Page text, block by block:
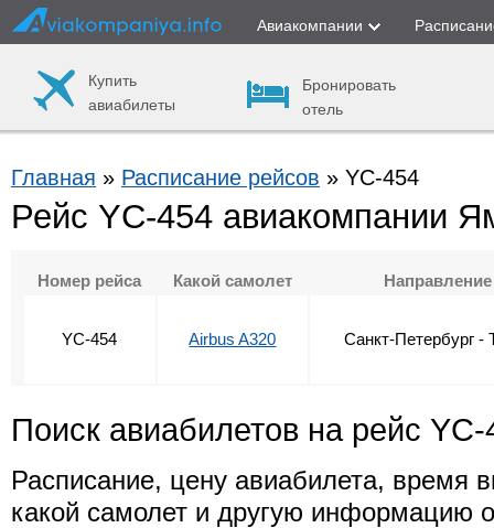
Авиакомпании
Купить
авиабилеты
Бронировать
отель
Главная » Расписание рейсов » YC-454
Рейс YC-454 авиакомпании
Номер рейса Какой самолет Направление
YC-454 Airbus A320 Санкт-Петербург -
Поиск авиабилетов на рейс YC-
Расписание, цену авиабилета, время
какой самолет и другую информацию